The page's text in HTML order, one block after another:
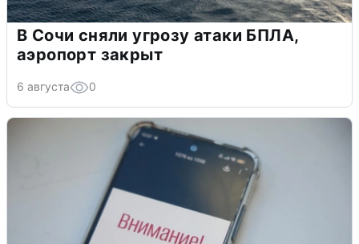
В Сочи сняли угрозу атаки БПЛА,
аэропорт закрыт
6 августа 0